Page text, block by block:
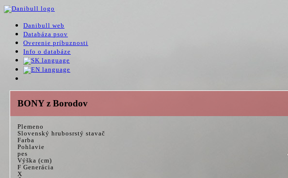
Danibull web
Databáza psov
Overenie príbuznosti
Info o databáze
BONY z Borodov
Plemeno
Slovenský hrubosrstý stavač
Farba
Pohlavie
pes
Výška (cm)
F Generácia
X